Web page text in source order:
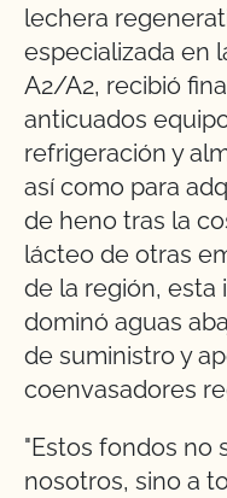
lechera
especializada en
A2/A2, recibió
anticuados
refrigeración y
así como para
de heno tras la
lácteo de otras
de la región,
dominó aguas
de suministro y
coenvasadores
"Estos fondos no
nosotros, sino a